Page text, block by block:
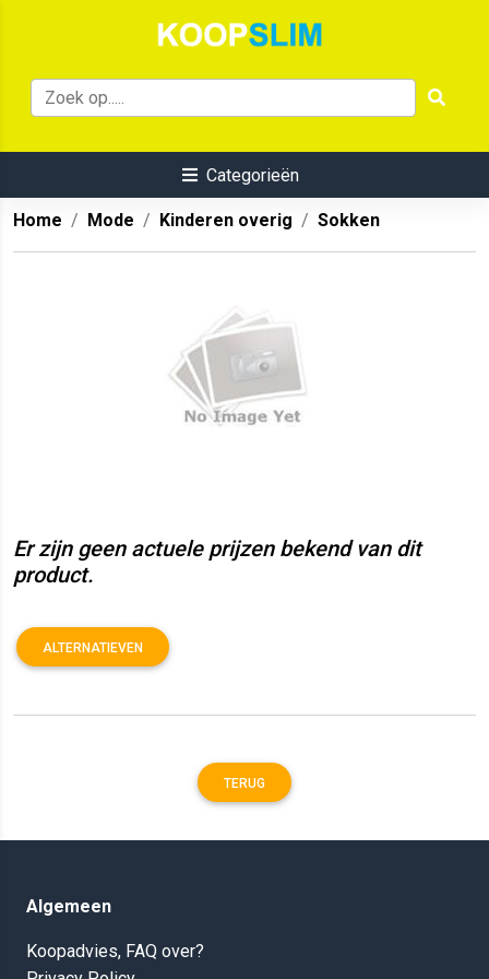
Categorieën
Home Mode Kinderen overig Sokken
Er zijn geen actuele prijzen bekend van dit
product.
ALTERNATIEVEN
TERUG
Algemeen
Koopadvies, FAQ over?